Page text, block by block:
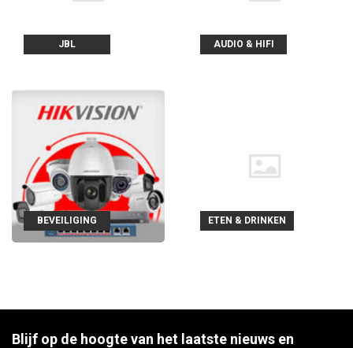
JBL AUDIO & HIFI
BEVEILIGING ETEN & DRINKEN
Blijf op de hoogte van het laatste nieuws en